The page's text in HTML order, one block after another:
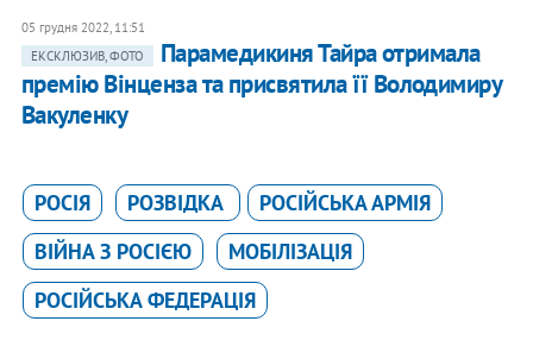
05 грудня 2022, 11:51
ЕКСКЛЮЗИВ, ФОТО
Парамедикиня Тайра отримала
премію Вінценза та присвятила її Володимиру
Вакуленку
РОСІЯ РОЗВІДКА
РОСІЙСЬКА АРМІЯ
ВІЙНА З РОСІЄЮ
МОБІЛІЗАЦІЯ
РОСІЙСЬКА ФЕДЕРАЦІЯ